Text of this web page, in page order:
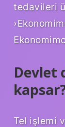
tedavileri
Devlet
Tel işlemi